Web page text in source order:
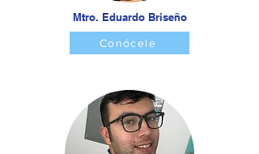
Mtro. Eduardo Briseño
Conócele